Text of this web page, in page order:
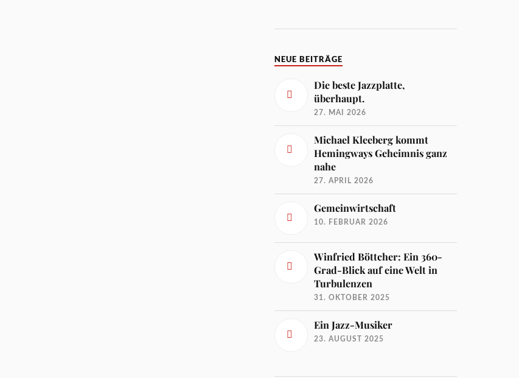
NEUE BEITRÄGE
Die beste Jazzplatte,
überhaupt.
27. MAI 2026
Michael Kleeberg kommt
Hemingways Geheimnis ganz
nahe
27. APRIL 2026
Gemeinwirtschaft
10. FEBRUAR 2026
Winfried Böttcher: Ein 360-
Grad-Blick auf eine Welt in
Turbulenzen
31. OKTOBER 2025
Ein Jazz-Musiker
23. AUGUST 2025